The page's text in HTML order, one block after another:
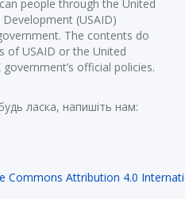
people through the United
(USAID)
The contents do
of USAID or the United
official policies.
ласка, напишіть нам:
Commons Attribution 4.0